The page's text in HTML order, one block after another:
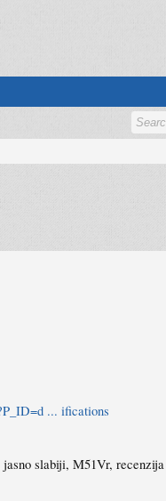
... ifications
slabiji, M51Vr,